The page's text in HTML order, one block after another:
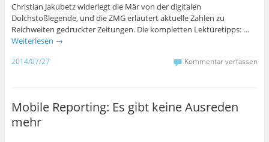
Christian Jakubetz widerlegt die Mär von der digitalen
Dolchstoßlegende, und die ZMG erläutert aktuelle Zahlen zu
Reichweiten gedruckter Zeitungen. Die kompletten Lektüretipps: …
Weiterlesen →
2014/07/27 Kommentar verfassen
Mobile Reporting: Es gibt keine Ausreden
mehr